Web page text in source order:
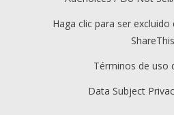
Haga clic para ser
ShareThis
Términos de uso
Data Subject